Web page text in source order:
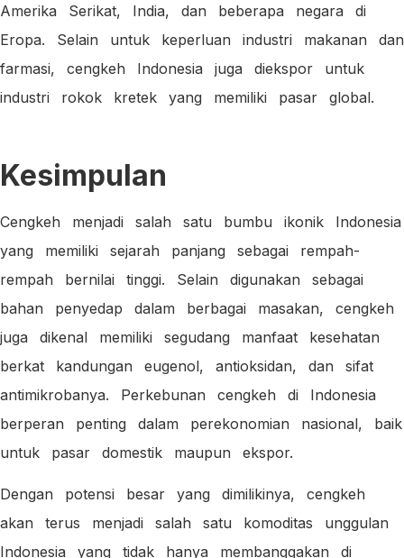
Amerika Serikat, India, dan beberapa negara di
Eropa. Selain untuk keperluan industri makanan dan
farmasi, cengkeh Indonesia juga diekspor untuk
industri rokok kretek yang memiliki pasar global.
Kesimpulan
Cengkeh menjadi salah satu bumbu ikonik Indonesia
yang memiliki sejarah panjang sebagai rempah-
rempah bernilai tinggi. Selain digunakan sebagai
bahan penyedap dalam berbagai masakan, cengkeh
juga dikenal memiliki segudang manfaat kesehatan
berkat kandungan eugenol, antioksidan, dan sifat
antimikrobanya. Perkebunan cengkeh di Indonesia
berperan penting dalam perekonomian nasional, baik
untuk pasar domestik maupun ekspor.
Dengan potensi besar yang dimilikinya, cengkeh
akan terus menjadi salah satu komoditas unggulan
Indonesia yang tidak hanya membanggakan di